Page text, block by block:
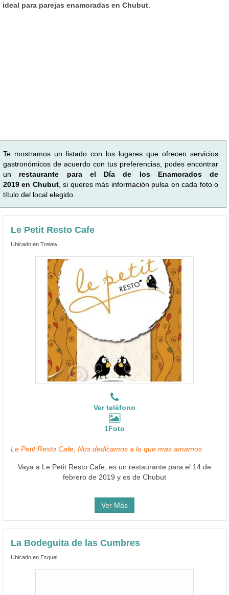
ideal para parejas enamoradas en Chubut
Te mostramos un listado con los lugares que ofrecen servicios
gastronómicos de acuerdo con tus preferencias, podes encontrar
un restaurante para el Día de los Enamorados de
2019 en Chubut, si queres más información pulsa en cada foto o
título del local elegido.
Le Petit Resto Cafe
Ubicado en Trelew
Ver teléfono
1Foto
Le Petit Resto Cafe, Nos dedicamos a lo que mas amamos
Vaya a Le Petit Resto Cafe, es un restaurante para el 14 de
febrero de 2019 y es de Chubut
Ver Más
La Bodeguita de las Cumbres
Ubicado en Esquel